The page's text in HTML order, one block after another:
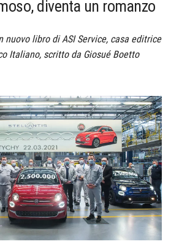
diventa un romanzo
nuovo libro di ASI Service, casa editrice
Italiano, scritto da Giosué Boetto